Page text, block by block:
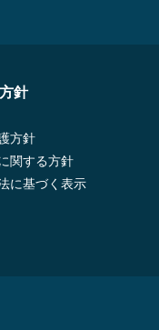
針
方針
関する方針
に基づく表示